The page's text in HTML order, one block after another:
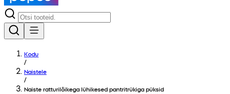
Kodu
/
Naistele
/
Naiste ratturilõikega lühikesed pantritrükiga püksid